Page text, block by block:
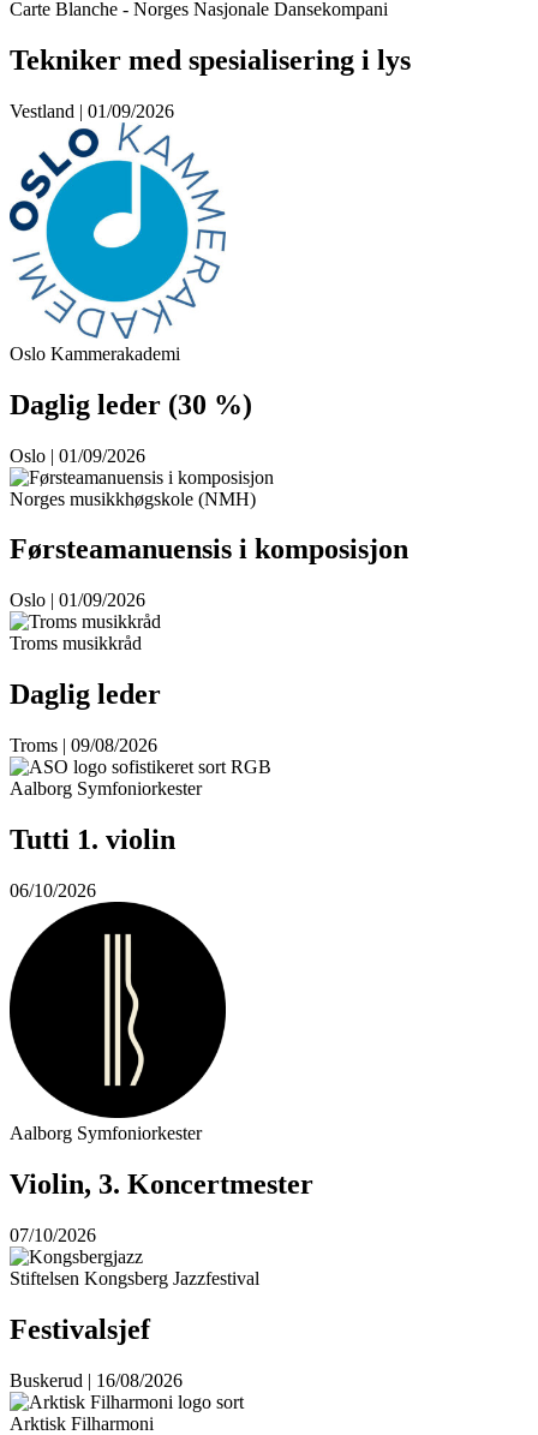
Carte Blanche - Norges Nasjonale Dansekompani
Tekniker med spesialisering i lys
Vestland | 01/09/2026
Oslo Kammerakademi
Daglig leder (30 %)
Oslo | 01/09/2026
Norges musikkhøgskole (NMH)
Førsteamanuensis i komposisjon
Oslo | 01/09/2026
Troms musikkråd
Daglig leder
Troms | 09/08/2026
Aalborg Symfoniorkester
Tutti 1. violin
06/10/2026
Aalborg Symfoniorkester
Violin, 3. Koncertmester
07/10/2026
Stiftelsen Kongsberg Jazzfestival
Festivalsjef
Buskerud | 16/08/2026
Arktisk Filharmoni